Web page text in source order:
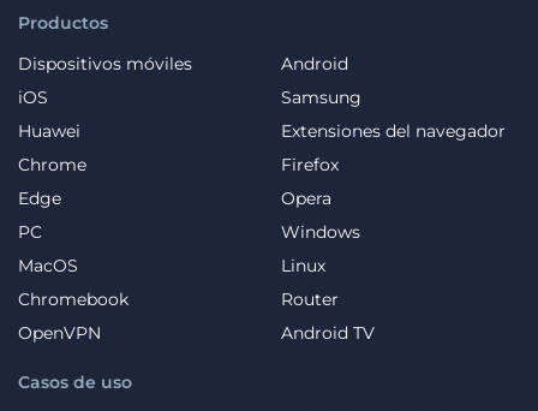
Productos
Dispositivos móviles
Android
iOS
Samsung
Huawei
Extensiones del navegador
Chrome
Firefox
Edge
Opera
PC
Windows
MacOS
Linux
Chromebook
Router
OpenVPN
Android TV
Casos de uso